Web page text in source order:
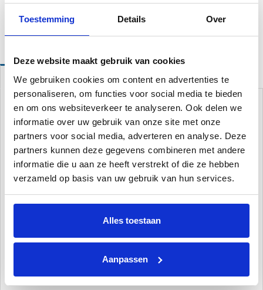
Toestemming Details Over
Deze website maakt gebruik van cookies
We gebruiken cookies om content en advertenties te
personaliseren, om functies voor social media te bieden
en om ons websiteverkeer te analyseren. Ook delen we
informatie over uw gebruik van onze site met onze
partners voor social media, adverteren en analyse. Deze
partners kunnen deze gegevens combineren met andere
informatie die u aan ze heeft verstrekt of die ze hebben
verzameld op basis van uw gebruik van hun services.
Alles toestaan
Aanpassen
Website bestellingen boven de 50 euro worden gratis verzonden!*
Omschrijving
Deze aansluiting bestaat uit:
3-wegklep
Nippel
Slangtule 32/38 mm schroefdraad
Teflon tape
2 slangklemmen
Deze aansluitset is bedoeld om op uw zandfilterpomp aan te
(apart bij te bestellen). Teflon dient voor het lekvrij maken van de
schroefdraden. Zie foto voor aansluiting.